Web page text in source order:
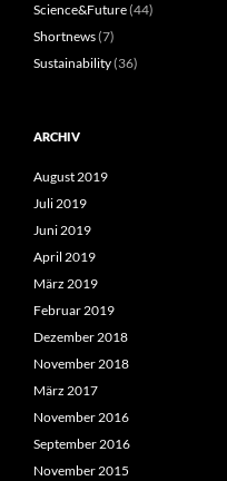
Science&Future(44)
Shortnews(7)
Sustainability(36)
ARCHIV
August 2019
Juli 2019
Juni 2019
April 2019
März 2019
Februar 2019
Dezember 2018
November 2018
März 2017
November 2016
September 2016
November 2015